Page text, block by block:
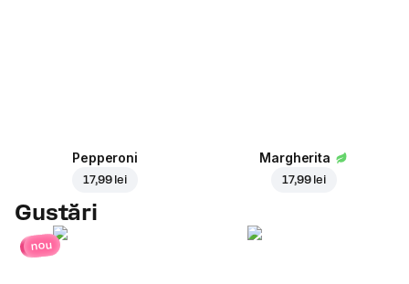
Pepperoni
17,99 lei
Margherita
17,99 lei
Gustări
nou